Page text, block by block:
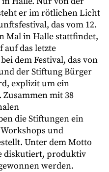
er im rötlichen Licht
das vom 12.
Mal in Halle stattfindet,
das letzte
dem Festival, das von
der Stiftung Bürger
explizit um ein
Zusammen mit 38
die Stiftungen ein
und
Unter dem Motto
diskutiert, produktiv
werden.